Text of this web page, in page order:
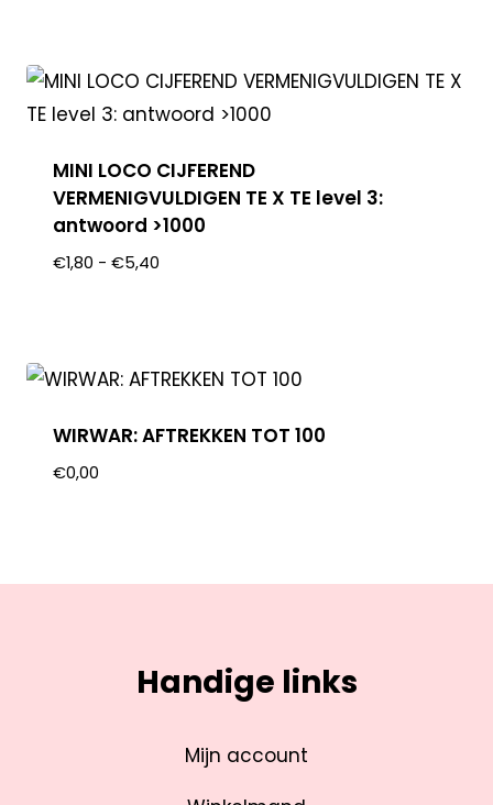
MINI LOCO CIJFEREND
VERMENIGVULDIGEN TE X TE level 3:
antwoord >1000
€1,80 - €5,40
WIRWAR: AFTREKKEN TOT 100
€0,00
Handige links
Mijn account